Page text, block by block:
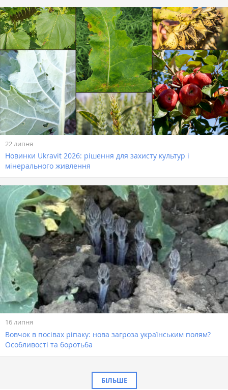
22 липня
Новинки Ukravit 2026: рішення для захисту культур і
мінерального живлення
16 липня
Вовчок в посівах ріпаку: нова загроза українським полям?
Особливості та боротьба
БІЛЬШЕ